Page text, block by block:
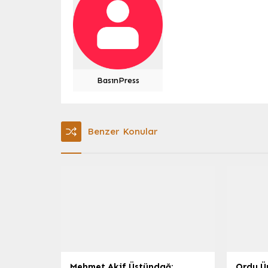
BasınPress
Benzer Konular